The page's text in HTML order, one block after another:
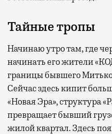
Тайные тропы
Начинаю утро там, где
начинать его жители
границы бывшего
Сейчас здесь кипит
«Новая Эра», структура
превращает бывший
жилой квартал. Здесь